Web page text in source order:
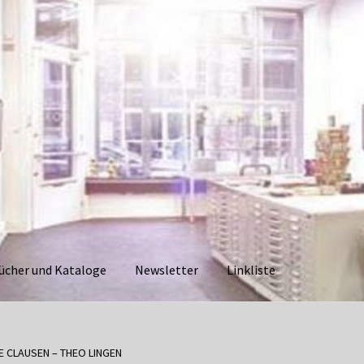
und Kataloge Newsletter Linkliste
CLAUSEN – THEO LINGEN